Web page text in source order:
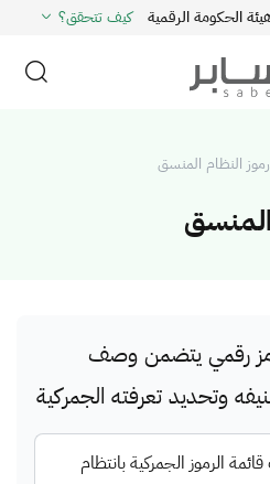
الحكومة الرقمية كيف تتحقق؟
النظام المنسق
رقمي يتضمن وصف
وتحديد تعرفته الجمركية
الرموز الجمركية بانتظام